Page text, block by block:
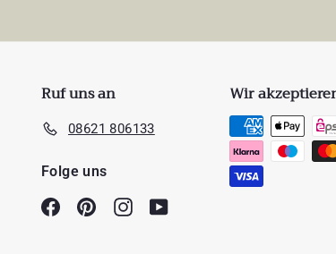
Ruf uns an
08621 806133
Folge uns
FacebookPinterestInstagramYouTube
Wir